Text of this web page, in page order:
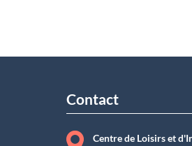
Contact
Centre de Loisirs et